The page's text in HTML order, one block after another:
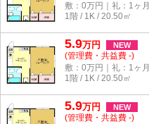
敷：0万円｜礼：1ヶ月
1階 / 1K / 20.50㎡
5.9万円 NEW
(管理費・共益費 -)
敷：0万円｜礼：1ヶ月
1階 / 1K / 20.50㎡
5.9万円 NEW
(管理費・共益費 -)